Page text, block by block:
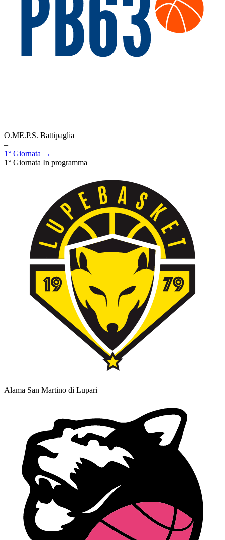
O.ME.P.S. Battipaglia
–
1° Giornata →
1° Giornata In programma
Alama San Martino di Lupari